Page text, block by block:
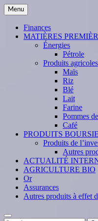
Skip
to
content
Menu
Finances
MATIÈRES
Énergies
Pétrole
Produits agricoles
Maïs
Riz
Blé
Lait
Farine
Pommes
Café
PRODUITS
Produits de
Autres
ACTUALITÉ
AGRICULTURE BIO
Or
Assurances
Autres produits à effet
Search